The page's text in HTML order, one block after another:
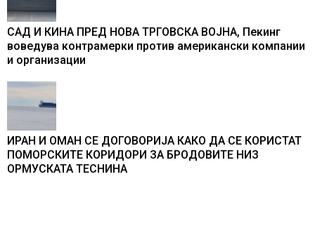
САД И КИНА ПРЕД НОВА ТРГОВСКА ВОЈНА, Пекинг
воведува контрамерки против американски компании
и организации
ИРАН И ОМАН СЕ ДОГОВОРИЈА КАКО ДА СЕ КОРИСТАТ
ПОМОРСКИТЕ КОРИДОРИ ЗА БРОДОВИТЕ НИЗ
ОРМУСКАТА ТЕСНИНА